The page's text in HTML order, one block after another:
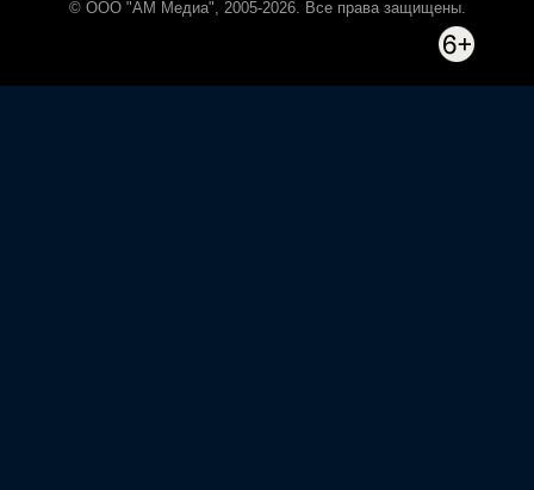
© ООО "АМ Медиа", 2005-2026. Все права защищены.